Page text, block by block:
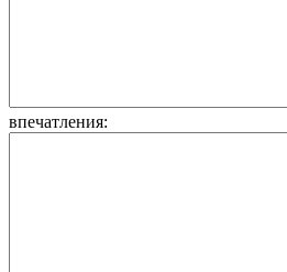
впечатления: